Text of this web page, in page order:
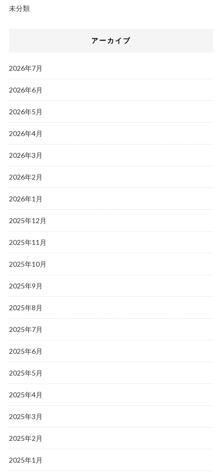
未分類
アーカイブ
2026年7月
2026年6月
2026年5月
2026年4月
2026年3月
2026年2月
2026年1月
2025年12月
2025年11月
2025年10月
2025年9月
2025年8月
2025年7月
2025年6月
2025年5月
2025年4月
2025年3月
2025年2月
2025年1月